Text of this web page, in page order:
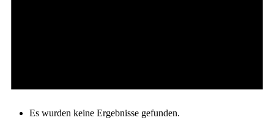
Es wurden keine Ergebnisse gefunden.